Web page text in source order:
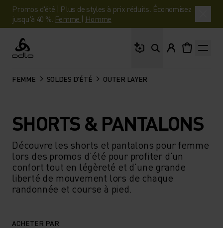
Promos d'été | Plus de styles à prix réduits. Économisez
jusqu'à 40 %. Femme | Homme
Odlo
FEMME SOLDES D'ÉTÉ OUTER LAYER
SHORTS & PANTALONS
Découvre les shorts et pantalons pour femme
lors des promos d'été pour profiter d'un
confort tout en légèreté et d'une grande
liberté de mouvement lors de chaque
randonnée et course à pied.
ACHETER PAR